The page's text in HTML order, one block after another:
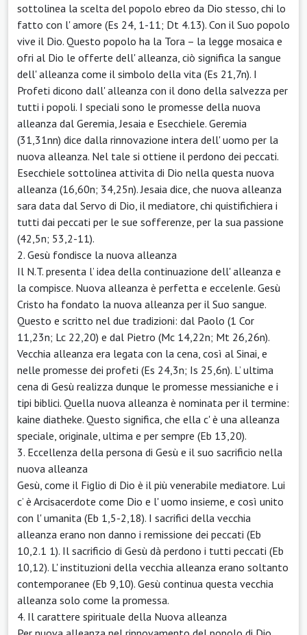
sottolinea la scelta del popolo ebreo da Dio stesso, chi lo
fatto con l' amore (Es 24, 1-11; Dt 4.13). Con il Suo popolo
vive il Dio. Questo popolo ha la Tora – la legge mosaica e
ofri al Dio le offerte dell' alleanza, ciò significa la sangue
dell' alleanza come il simbolo della vita (Es 21,7n). I
Profeti dicono dall' alleanza con il dono della salvezza per
tutti i popoli. I speciali sono le promesse della nuova
alleanza dal Geremia, Jesaia e Esecchiele. Geremia
(31,31nn) dice dalla rinnovazione intera dell' uomo per la
nuova alleanza. Nel tale si ottiene il perdono dei peccati.
Esecchiele sottolinea attivita di Dio nella questa nuova
alleanza (16,60n; 34,25n). Jesaia dice, che nuova alleanza
sara data dal Servo di Dio, il mediatore, chi quistifichiera i
tutti dai peccati per le sue sofferenze, per la sua passione
(42,5n; 53,2-11).
2. Gesù fondisce la nuova alleanza
Il N.T. presenta l’ idea della continuazione dell' alleanza e
la compisce. Nuova alleanza è perfetta e eccelenle. Gesù
Cristo ha fondato la nuova alleanza per il Suo sangue.
Questo e scritto nel due tradizioni: dal Paolo (1 Cor
11,23n; Lc 22,20) e dal Pietro (Mc 14,22n; Mt 26,26n).
Vecchia alleanza era legata con la cena, così al Sinai, e
nelle promesse dei profeti (Es 24,3n; Is 25,6n). L’ ultima
cena di Gesù realizza dunque le promesse messianiche e i
tipi biblici. Quella nuova alleanza è nominata per il termine:
kaine diatheke. Questo significa, che ella c' è una alleanza
speciale, originale, ultima e per sempre (Eb 13,20).
3. Eccellenza della persona di Gesù e il suo sacrificio nella
nuova alleanza
Gesù, come il Figlio di Dio è il più venerabile mediatore. Lui
c’ è Arcisacerdote come Dio e l' uomo insieme, e così unito
con l' umanita (Eb 1,5-2,18). I sacrifici della vecchia
alleanza erano non danno i remissione dei peccati (Eb
10,2.1 1). Il sacrificio di Gesù dà perdono i tutti peccati (Eb
10,12). L' instituzioni della vecchia alleanza erano soltanto
contemporanee (Eb 9,10). Gesù continua questa vecchia
alleanza solo come la promessa.
4. Il carattere spirituale della Nuova alleanza